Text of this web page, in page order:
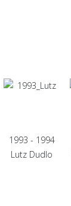
1993 - 1994
Lutz Dudlo